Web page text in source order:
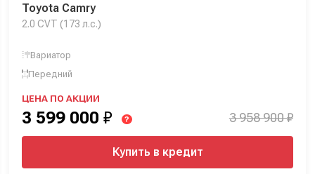
Toyota Camry
2.0 CVT (173 л.с.)
Вариатор
Передний
ЦЕНА ПО АКЦИИ
3 599 000 ₽ ? 3 958 900 ₽
Купить в кредит